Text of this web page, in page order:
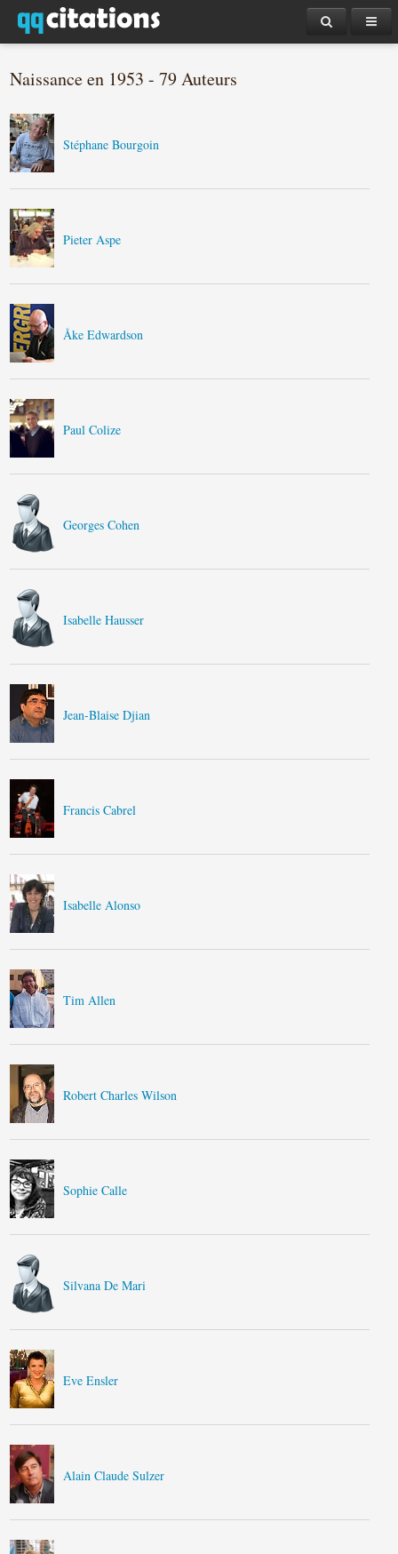
Naissance en 1953 - 79 Auteurs
Stéphane Bourgoin
Pieter Aspe
Åke Edwardson
Paul Colize
Georges Cohen
Isabelle Hausser
Jean-Blaise Djian
Francis Cabrel
Isabelle Alonso
Tim Allen
Robert Charles Wilson
Sophie Calle
Silvana De Mari
Eve Ensler
Alain Claude Sulzer